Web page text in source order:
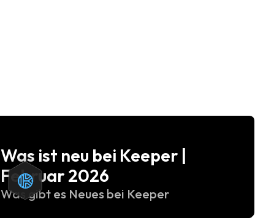
Was ist neu bei Keeper |
Februar 2026
Was gibt es Neues bei Keeper